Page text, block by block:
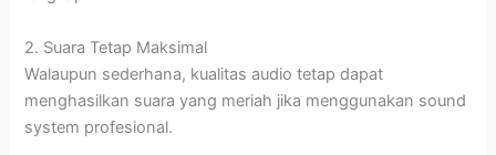
2. Suara Tetap Maksimal
Walaupun sederhana, kualitas audio tetap dapat
menghasilkan suara yang meriah jika menggunakan sound
system profesional.